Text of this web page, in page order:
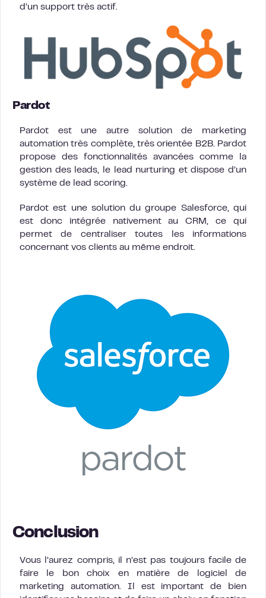
d’un support très actif.
Pardot
Pardot est une autre solution de marketing
automation très complète, très orientée B2B. Pardot
propose des fonctionnalités avancées comme la
gestion des leads, le lead nurturing et dispose d’un
système de lead scoring.
Pardot est une solution du groupe Salesforce, qui
est donc intégrée nativement au CRM, ce qui
permet de centraliser toutes les informations
concernant vos clients au même endroit.
Conclusion
Vous l’aurez compris, il n’est pas toujours facile de
faire le bon choix en matière de logiciel de
marketing automation. Il est important de bien